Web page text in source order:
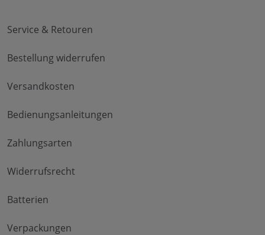
Service & Retouren
Bestellung widerrufen
Versandkosten
Bedienungsanleitungen
Zahlungsarten
Widerrufsrecht
Batterien
Verpackungen